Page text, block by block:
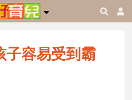
子容易受到霸